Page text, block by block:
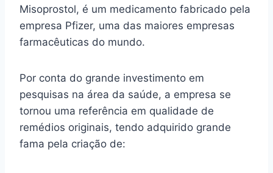
Misoprostol, é um medicamento fabricado pela
empresa Pfizer, uma das maiores empresas
farmacêuticas do mundo.
Por conta do grande investimento em
pesquisas na área da saúde, a empresa se
tornou uma referência em qualidade de
remédios originais, tendo adquirido grande
fama pela criação de: